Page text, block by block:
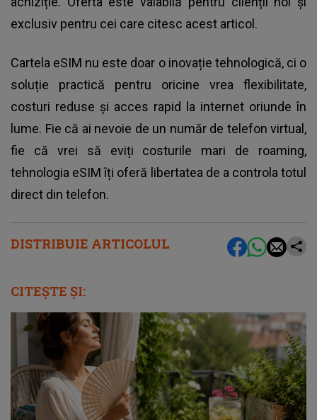
DISTRIBUIE ARTICOLUL
exclusiv pentru cei care citesc acest articol.
Cartela eSIM nu este doar o inovație tehnologică, ci o
soluție practică pentru oricine vrea flexibilitate,
costuri reduse și acces rapid la internet oriunde în
lume. Fie că ai nevoie de un număr de telefon virtual,
fie că vrei să eviți costurile mari de roaming,
tehnologia eSIM îți oferă libertatea de a controla totul
direct din telefon.
CITEȘTE ȘI: